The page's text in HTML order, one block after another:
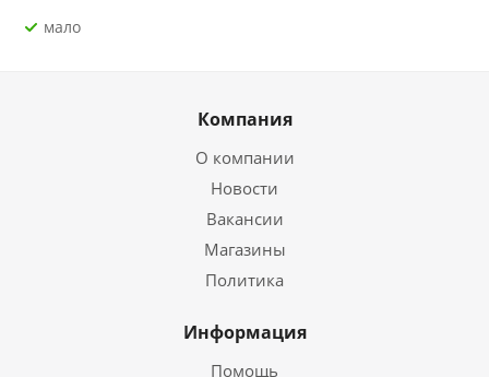
Мало
Компания
О компании
Новости
Вакансии
Магазины
Политика
Информация
Помощь